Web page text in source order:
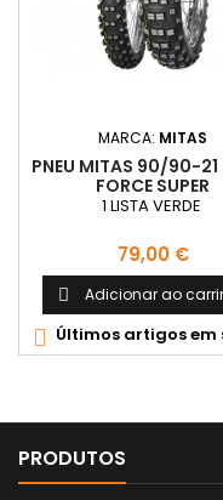
MARCA: MITAS
PNEU MITAS 90/90-21
FORCE SUPER
1 LISTA VERDE
Preço
79,00 €
 Adicionar ao
 Últimos artigos em
PRODUTOS